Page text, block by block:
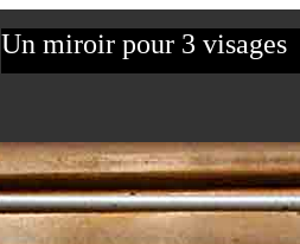
Un miroir pour 3 visages